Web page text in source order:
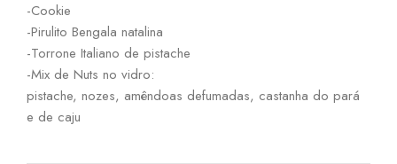
-Cookie
-Pirulito Bengala natalina
-Torrone Italiano de pistache
-Mix de Nuts no vidro:
pistache, nozes, amêndoas defumadas, castanha do pará
e de caju